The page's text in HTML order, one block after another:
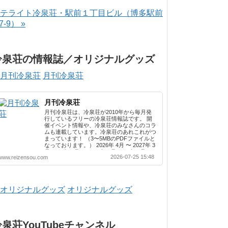
ライト冷泉荘・駅前１丁目ビル（博多駅前
9） »
泉荘の情報誌／オリジナルグッズ
月刊冷泉荘
月刊冷泉荘
月刊冷泉荘は、冷泉荘が2010年から毎月発
行しているフリーの冷泉荘情報誌です。 開
催イベント情報や、冷泉荘のみなさんのコラ
ムも連載しています。冷泉荘のあれこれがつ
まっています！ （3〜5MBのPDFファイルと
なっております。） 2026年 4月 〜 2027年 3
月 2025年 4月 〜 2026年 3月 2024年 4月 〜
2025年 3月 2023年 4月 〜 2024年 3月 2022
年 4月 〜 2023年 3月 2021年 4月 〜 2022年
年 4月 〜 2018年 3月 2016年 4月 〜 2017年
3月 2015年 4月 〜 2016年 3月 2014年 4月 〜
2026-07-25 15:48
オリジナルグッズ
泉荘YouTubeチャンネル